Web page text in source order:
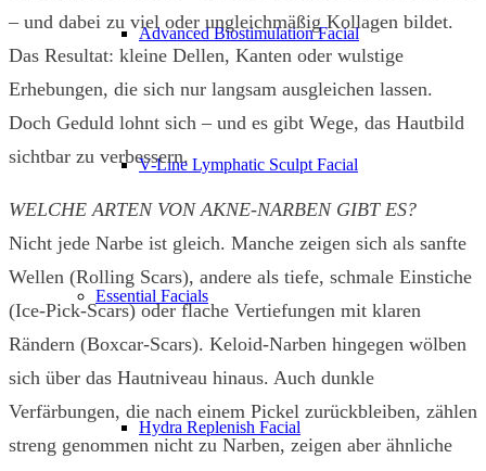
Advanced Biostimulation Facial
V-Line Lymphatic Sculpt Facial
Essential Facials
Hydra Replenish Facial
– und dabei zu viel oder ungleichmäßig Kollagen bildet.
Das Resultat: kleine Dellen, Kanten oder wulstige
Erhebungen, die sich nur langsam ausgleichen lassen.
Doch Geduld lohnt sich – und es gibt Wege, das Hautbild
sichtbar zu verbessern.
WELCHE ARTEN VON AKNE-NARBEN GIBT ES?
Nicht jede Narbe ist gleich. Manche zeigen sich als sanfte
Wellen (Rolling Scars), andere als tiefe, schmale Einstiche
(Ice-Pick-Scars) oder flache Vertiefungen mit klaren
Rändern (Boxcar-Scars). Keloid-Narben hingegen wölben
sich über das Hautniveau hinaus. Auch dunkle
Verfärbungen, die nach einem Pickel zurückbleiben, zählen
streng genommen nicht zu Narben, zeigen aber ähnliche